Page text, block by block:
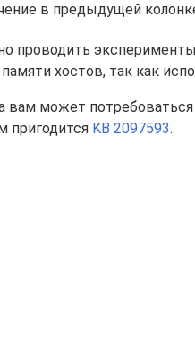
в предыдущей
проводить
хостов, так как
вам может
пригодится KB 2097593.